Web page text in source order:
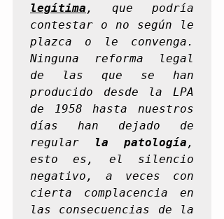
legítima , que podría
contestar o no según le
plazca o le convenga.
Ninguna reforma legal
de las que se han
producido desde la LPA
de 1958 hasta nuestros
días han dejado de
regular la patología ,
esto es, el silencio
negativo, a veces con
cierta complacencia en
las consecuencias de la